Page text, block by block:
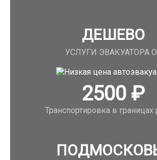
ДЕШЕВО
УСЛУГИ ЭВАКУАТОРА
2500₽
Транспортировка в границах